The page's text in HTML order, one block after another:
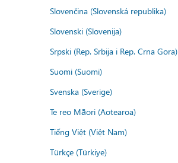
Slovenčina (Slovenská republika)
Slovenski (Slovenija)
Srpski (Rep. Srbija i Rep. Crna Gora)
Suomi (Suomi)
Svenska (Sverige)
Te reo Māori (Aotearoa)
Tiếng Việt (Việt Nam)
Türkçe (Türkiye)